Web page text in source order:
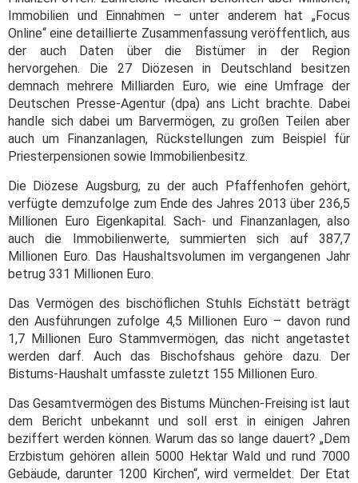
Immobilien und Einnahmen – unter anderem hat „Focus
Online“ eine detaillierte Zusammenfassung veröffentlich, aus
der auch Daten über die Bistümer in der Region
hervorgehen.
Die 27 Diözesen in Deutschland besitzen
demnach mehrere Milliarden Euro, wie eine Umfrage der
Deutschen Presse-Agentur (dpa) ans Licht brachte. Dabei
handle sich dabei um Barvermögen, zu großen Teilen aber
auch um Finanzanlagen, Rückstellungen zum Beispiel für
Priesterpensionen sowie Immobilienbesitz.
Die Diözese Augsburg, zu der auch Pfaffenhofen gehört,
verfügte demzufolge zum Ende des Jahres 2013 über 236,5
Millionen Euro Eigenkapital. Sach- und Finanzanlagen, also
auch die Immobilienwerte, summierten sich auf 387,7
Millionen Euro. Das Haushaltsvolumen im vergangenen Jahr
betrug 331 Millionen Euro.
Das Vermögen des bischöflichen Stuhls Eichstätt beträgt
den Ausführungen zufolge 4,5 Millionen Euro – davon rund
1,7 Millionen Euro Stammvermögen, das nicht angetastet
werden darf. Auch das Bischofshaus gehöre dazu. Der
Bistums-Haushalt umfasste zuletzt 155 Millionen Euro.
Das Gesamtvermögen des Bistums München-Freising ist laut
dem Bericht unbekannt und soll erst in einigen Jahren
beziffert werden können. Warum das so lange dauert? „Dem
Erzbistum gehören allein 5000 Hektar Wald und rund 7000
Gebäude, darunter 1200 Kirchen“, wird vermeldet. Der Etat